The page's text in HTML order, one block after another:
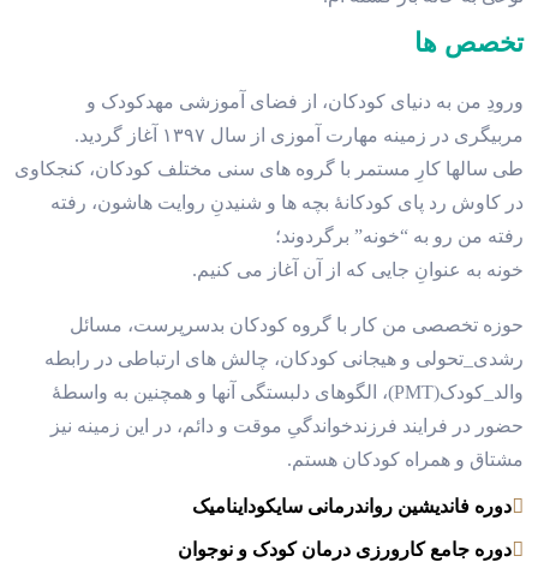
تخصص ها
ورودِ من به دنیای کودکان، از فضای آموزشی مهدکودک و
مربیگری در زمینه مهارت آموزی از سال ۱۳۹۷ آغاز گردید.
طی سالها کارِ مستمر با گروه های سنی مختلف کودکان، کنجکاوی
در کاوش رد پای کودکانهٔ بچه ها و شنیدنِ روایت هاشون، رفته
رفته من رو به “خونه” برگردوند؛
خونه به عنوانِ جایی که از آن‌ آغاز می کنیم.
حوزه تخصصی من کار با گروه کودکان بدسرپرست، مسائل
رشدی_تحولی و هیجانی کودکان، چالش های ارتباطی در رابطه
والد_کودک(PMT)، الگوهای دلبستگی آنها و همچنین به واسطهٔ
حضور در فرایند فرزندخواندگیِ موقت و دائم، در این زمینه نیز
مشتاق و همراه کودکان هستم.
دوره فاندیشین رواندرمانی سایکوداینامیک
دوره جامع کارورزی درمان کودک و نوجوان